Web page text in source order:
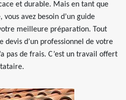
et durable. Mais en tant que
avez besoin d’un guide
meilleure préparation. Tout
devis d’un professionnel de votre
pas de frais. C’est un travail offert